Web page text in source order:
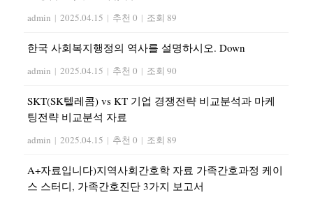
admin | 2025.04.15 | 추천 0 | 조회 89
한국 사회복지행정의 역사를 설명하시오. Down
admin | 2025.04.15 | 추천 0 | 조회 90
SKT(SK텔레콤) vs KT 기업 경쟁전략 비교분석과 마케
팅전략 비교분석 자료
admin | 2025.04.15 | 추천 0 | 조회 89
A+자료입니다)지역사회간호학 자료 가족간호과정 케이
스 스터디, 가족간호진단 3가지 보고서